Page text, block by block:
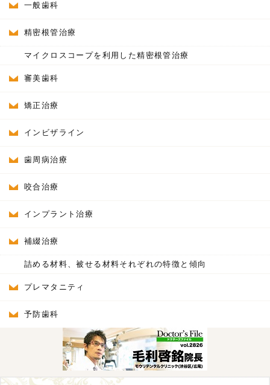
一般歯科
精密根管治療
マイクロスコープを利用した精密根管治療
審美歯科
矯正治療
インビザライン
歯周病治療
咬合治療
インプラント治療
補綴治療
詰める材料、被せる材料それぞれの特徴と傾向
プレマタニティ
予防歯科